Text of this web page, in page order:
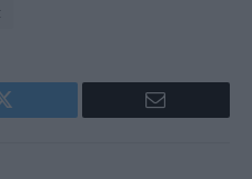
Twitter Email